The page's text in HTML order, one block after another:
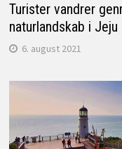
Turister vandrer
naturlandskab i Jeju
6. august 2021